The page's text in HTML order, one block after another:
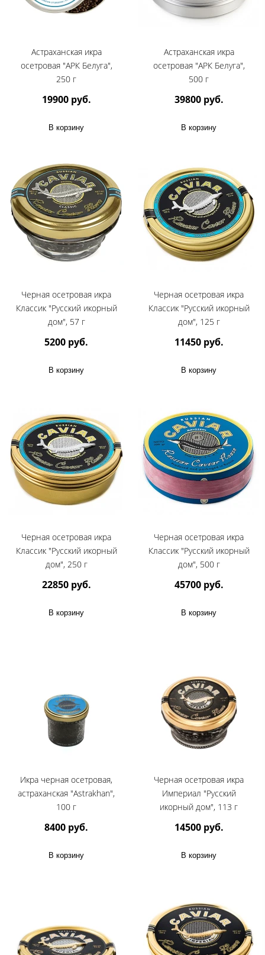
Астраханская икра
осетровая "АРК Белуга",
250 г
19900 руб.
В корзину
Астраханская икра
осетровая "АРК Белуга",
500 г
39800 руб.
В корзину
Черная осетровая икра
Классик "Русский икорный
дом", 57 г
5200 руб.
В корзину
Черная осетровая икра
Классик "Русский икорный
дом", 125 г
11450 руб.
В корзину
Черная осетровая икра
Классик "Русский икорный
дом", 250 г
22850 руб.
В корзину
Черная осетровая икра
Классик "Русский икорный
дом", 500 г
45700 руб.
В корзину
Икра черная осетровая,
астраханская "Astrakhan",
100 г
8400 руб.
В корзину
Черная осетровая икра
Империал "Русский
икорный дом", 113 г
14500 руб.
В корзину